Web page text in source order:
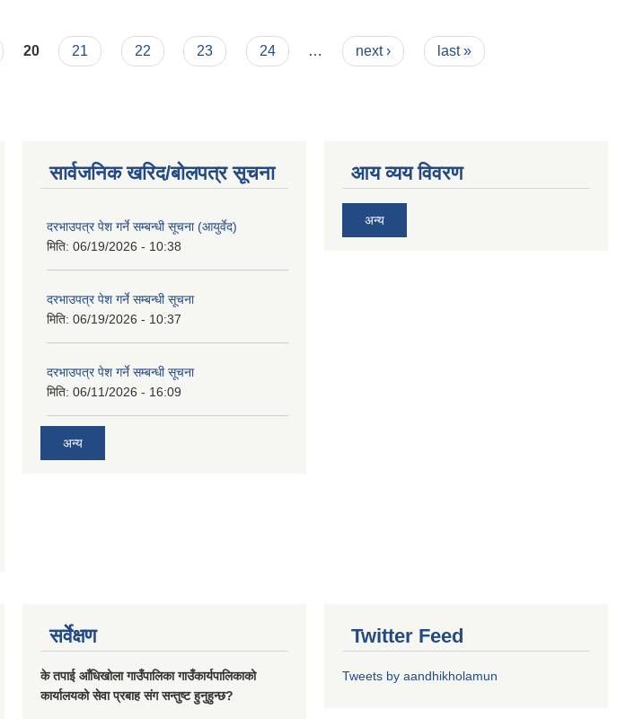
20 21 22 23 24 … next › last »
सार्वजनिक खरिद/बोलपत्र सूचना
दरभाउपत्र पेश गर्ने सम्बन्धी सूचना (आयुर्वेद)
मिति: 06/19/2026 - 10:38
दरभाउपत्र पेश गर्ने सम्बन्धी सूचना
मिति: 06/19/2026 - 10:37
दरभाउपत्र पेश गर्ने सम्बन्धी सूचना
मिति: 06/11/2026 - 16:09
अन्य
आय व्यय विवरण
अन्य
सर्वेक्षण
के तपाई आँधिखोला गाउँपालिका गाउँकार्यपालिकाको
कार्यालयको सेवा प्रबाह संग सन्तुष्ट हुनुहुन्छ?
Twitter Feed
Tweets by aandhikholamun